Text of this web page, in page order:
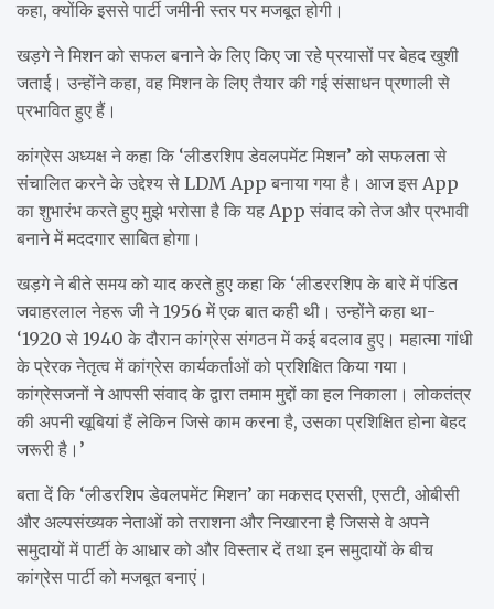
कहा, क्योंकि इससे पार्टी जमीनी स्तर पर मजबूत होगी।
खड़गे ने मिशन को सफल बनाने के लिए किए जा रहे प्रयासों पर बेहद खुशी
जताई। उन्होंने कहा, वह मिशन के लिए तैयार की गई संसाधन प्रणाली से
प्रभावित हुए हैं।
कांग्रेस अध्यक्ष ने कहा कि ‘लीडरशिप डेवलपमेंट मिशन’ को सफलता से
संचालित करने के उद्देश्य से LDM App बनाया गया है। आज इस App
का शुभारंभ करते हुए मुझे भरोसा है कि यह App संवाद को तेज और प्रभावी
बनाने में मददगार साबित होगा।
खड़गे ने बीते समय को याद करते हुए कहा कि ‘लीडररशिप के बारे में पंडित
जवाहरलाल नेहरू जी ने 1956 में एक बात कही थी। उन्होंने कहा था-
‘1920 से 1940 के दौरान कांग्रेस संगठन में कई बदलाव हुए। महात्मा गांधी
के प्रेरक नेतृत्व में कांग्रेस कार्यकर्ताओं को प्रशिक्षित किया गया।
कांग्रेसजनों ने आपसी संवाद के द्वारा तमाम मुद्दों का हल निकाला। लोकतंत्र
की अपनी खूबियां हैं लेकिन जिसे काम करना है, उसका प्रशिक्षित होना बेहद
जरूरी है।’
बता दें कि ‘लीडरशिप डेवलपमेंट मिशन’ का मकसद एससी, एसटी, ओबीसी
और अल्पसंख्यक नेताओं को तराशना और निखारना है जिससे वे अपने
समुदायों में पार्टी के आधार को और विस्तार दें तथा इन समुदायों के बीच
कांग्रेस पार्टी को मजबूत बनाएं।